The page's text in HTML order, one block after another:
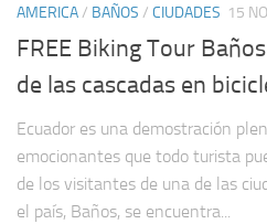
AMERICA/ BAÑOS / CIUDADES 15
FREE Biking Tour
de las cascadas en
Ecuador es una demostración
emocionantes que todo turista
de los visitantes de una de las
el país, Baños, se encuentra...